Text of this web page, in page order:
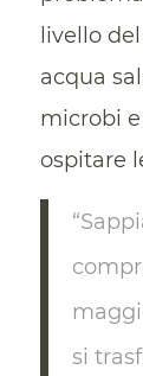
livello
acqua
microbi
ospitare
si